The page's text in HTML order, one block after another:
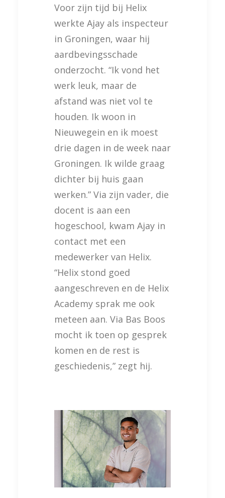
Voor zijn tijd bij Helix
werkte Ajay als inspecteur
in Groningen, waar hij
aardbevingsschade
onderzocht. “Ik vond het
werk leuk, maar de
afstand was niet vol te
houden. Ik woon in
Nieuwegein en ik moest
drie dagen in de week naar
Groningen. Ik wilde graag
dichter bij huis gaan
werken.” Via zijn vader, die
docent is aan een
hogeschool, kwam Ajay in
contact met een
medewerker van Helix.
“Helix stond goed
aangeschreven en de Helix
Academy sprak me ook
meteen aan. Via Bas Boos
mocht ik toen op gesprek
komen en de rest is
geschiedenis,” zegt hij.